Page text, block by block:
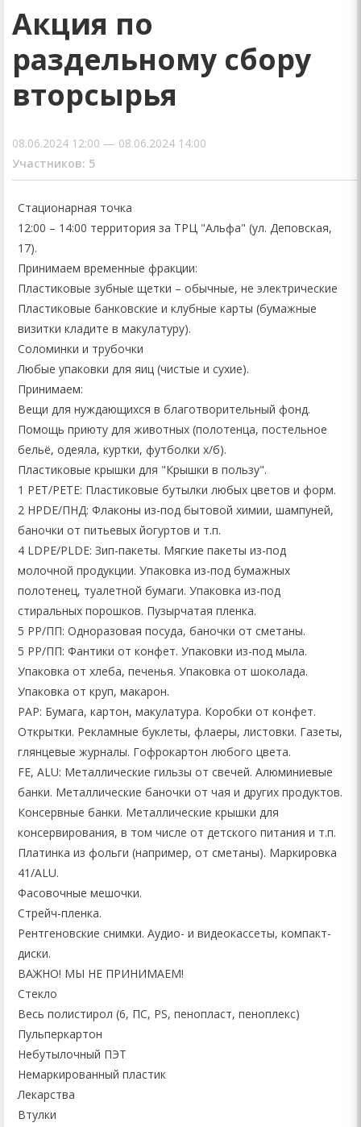
Акция по
раздельному сбору
вторсырья
08.06.2024 12:00 — 08.06.2024 14:00
Участников: 5
Стационарная точка
12:00 – 14:00 территория за ТРЦ "Альфа" (ул. Деповская,
17).
Принимаем временные фракции:
Пластиковые зубные щетки – обычные, не электрические
Пластиковые банковские и клубные карты (бумажные
визитки кладите в макулатуру).
Соломинки и трубочки
Любые упаковки для яиц (чистые и сухие).
Принимаем:
Вещи для нуждающихся в благотворительный фонд.
Помощь приюту для животных (полотенца, постельное
бельё, одеяла, куртки, футболки х/б).
Пластиковые крышки для "Крышки в пользу".
1 РЕТ/РЕТЕ: Пластиковые бутылки любых цветов и форм.
2 HPDЕ/ПНД: Флаконы из-под бытовой химии, шампуней,
баночки от питьевых йогуртов и т.п.
4 LDPE/PLDE: Зип-пакеты. Мягкие пакеты из-под
молочной продукции. Упаковка из-под бумажных
полотенец, туалетной бумаги. Упаковка из-под
стиральных порошков. Пузырчатая пленка.
5 РР/ПП: Одноразовая посуда, баночки от сметаны.
5 РР/ПП: Фантики от конфет. Упаковки из-под мыла.
Упаковка от хлеба, печенья. Упаковка от шоколада.
Упаковка от круп, макарон.
РАР: Бумага, картон, макулатура. Коробки от конфет.
Открытки. Рекламные буклеты, флаеры, листовки. Газеты,
глянцевые журналы. Гофрокартон любого цвета.
FE, ALU: Металлические гильзы от свечей. Алюминиевые
банки. Металлические баночки от чая и других продуктов.
Консервные банки. Металлические крышки для
консервирования, в том числе от детского питания и т.п.
Платинка из фольги (например, от сметаны). Маркировка
41/ALU.
Фасовочные мешочки.
Стрейч-пленка.
Рентгеновские снимки. Аудио- и видеокассеты, компакт-
диски.
ВАЖНО! МЫ НЕ ПРИНИМАЕМ!
Стекло
Весь полистирол (6, ПС, PS, пенопласт, пеноплекс)
Пульперкартон
Небутылочный ПЭТ
Немаркированный пластик
Лекарства
Втулки